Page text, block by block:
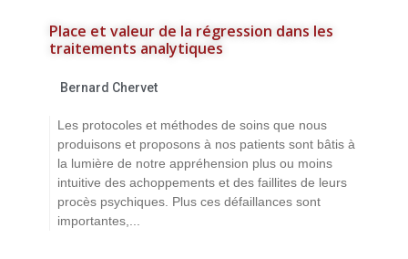
Place et valeur de la régression dans les
traitements analytiques
Bernard Chervet
Les protocoles et méthodes de soins que nous
produisons et proposons à nos patients sont bâtis à
la lumière de notre appréhension plus ou moins
intuitive des achoppements et des faillites de leurs
procès psychiques. Plus ces défaillances sont
importantes,...